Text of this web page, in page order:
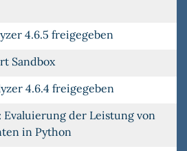
4.6.5 freigegeben
Sandbox
4.6.4 freigegeben
Evaluierung der Leistung von
in Python